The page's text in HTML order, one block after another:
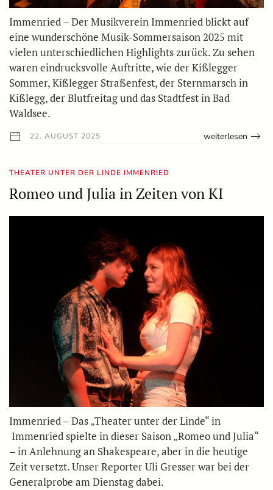
Immenried – Der Musikverein Immenried blickt auf
eine wunderschöne Musik-Sommersaison 2025 mit
vielen unterschiedlichen Highlights zurück. Zu sehen
waren eindrucksvolle Auftritte, wie der Kißlegger
Sommer, Kißlegger Straßenfest, der Sternmarsch in
Kißlegg, der Blutfreitag und das Stadtfest in Bad
Waldsee.
22. AUGUST 2025 weiterlesen
THEATER UNTER DER LINDE IMMENRIED
Romeo und Julia in Zeiten von KI
Immenried – Das „Theater unter der Linde“ in
Immenried spielte in dieser Saison „Romeo und Julia“
– in Anlehnung an Shakespeare, aber in die heutige
Zeit versetzt. Unser Reporter Uli Gresser war bei der
Generalprobe am Dienstag dabei.